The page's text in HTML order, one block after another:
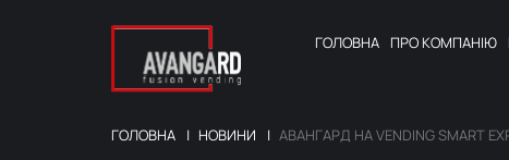
ГОЛОВНА ПРО КОМПАНІЮ
ГОЛОВНА НОВИНИ АВАНГАРД НА VENDING SMART